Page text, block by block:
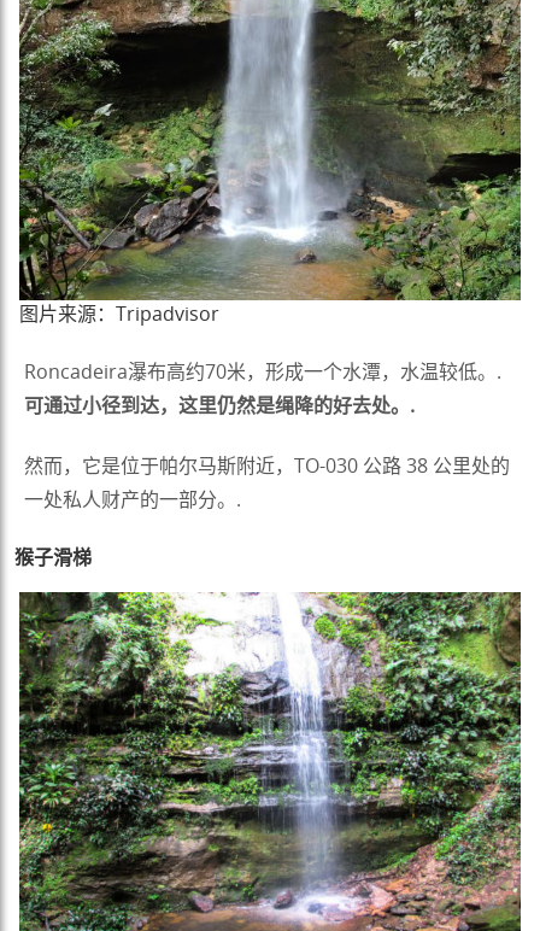
图片来源：Tripadvisor
Roncadeira瀑布高约70米，形成一个水潭，水温较低。.
可通过小径到达，这里仍然是绳降的好去处。.
然而，它是位于帕尔马斯附近，TO-030 公路 38 公里处的
一处私人财产的一部分。.
猴子滑梯